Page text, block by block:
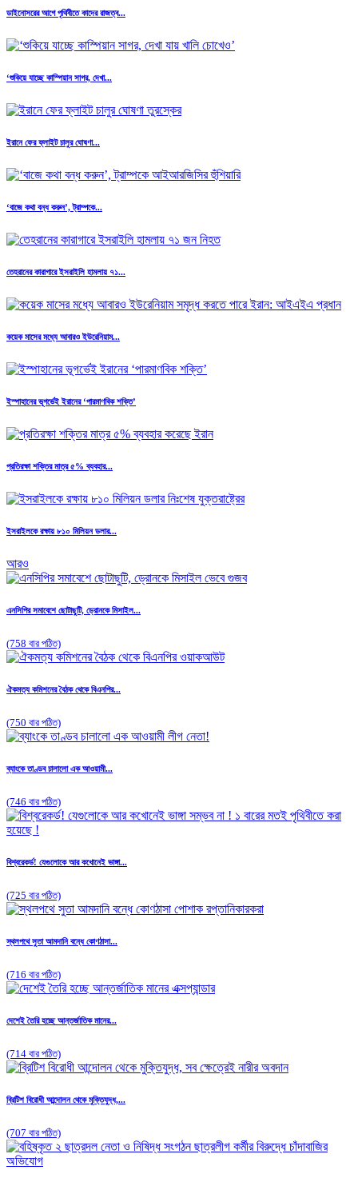
ডাইনোসরের আগে পৃথিবীতে কাদের রাজত্ব...
‘শুকিয়ে যাচ্ছে কাস্পিয়ান সাগর, দেখা...
ইরানে ফের ফ্লাইট চালুর ঘোষণা...
‘বাজে কথা বন্ধ করুন’, ট্রাম্পকে...
তেহরানের কারাগারে ইসরাইলি হামলায় ৭১...
কয়েক মাসের মধ্যে আবারও ইউরেনিয়াম...
ইস্পাহানের ভূগর্ভেই ইরানের ‘পারমাণবিক শক্তি’
প্রতিরক্ষা শক্তির মাত্র ৫% ব্যবহার...
ইসরাইলকে রক্ষায় ৮১০ মিলিয়ন ডলার...
আরও
এনসিপির সমাবেশে ছোটাছুটি, ড্রোনকে মিসাইল...
(758 বার পঠিত)
ঐকমত্য কমিশনের বৈঠক থেকে বিএনপির...
(750 বার পঠিত)
ব্যাংকে তাণ্ডব চালালো এক আওয়ামী...
(746 বার পঠিত)
বিশ্বরেকর্ড! যেগুলোকে আর কখোনেই ভাঙ্গা...
(725 বার পঠিত)
স্থলপথে সুতা আমদানি বন্ধে কোণঠাসা...
(716 বার পঠিত)
দেশেই তৈরি হচ্ছে আন্তর্জাতিক মানের...
(714 বার পঠিত)
ব্রিটিশ বিরোধী আন্দোলন থেকে মুক্তিযুদ্ধ,...
(707 বার পঠিত)